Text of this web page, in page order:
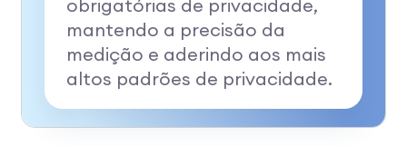
obrigatórias de privacidade,
mantendo a precisão da
medição e aderindo aos mais
altos padrões de privacidade.